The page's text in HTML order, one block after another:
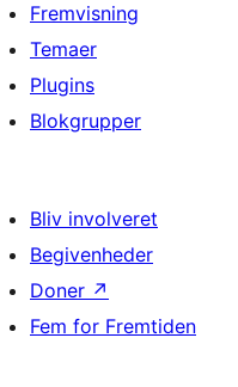
Fremvisning
Temaer
Plugins
Blokgrupper
Bliv involveret
Begivenheder
Doner ↗
Fem for Fremtiden